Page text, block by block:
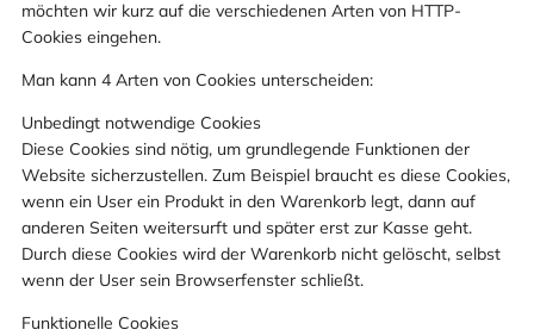
möchten wir kurz auf die verschiedenen Arten von HTTP-
Cookies eingehen.
Man kann 4 Arten von Cookies unterscheiden:
Unbedingt notwendige Cookies
Diese Cookies sind nötig, um grundlegende Funktionen der
Website sicherzustellen. Zum Beispiel braucht es diese Cookies,
wenn ein User ein Produkt in den Warenkorb legt, dann auf
anderen Seiten weitersurft und später erst zur Kasse geht.
Durch diese Cookies wird der Warenkorb nicht gelöscht, selbst
wenn der User sein Browserfenster schließt.
Funktionelle Cookies